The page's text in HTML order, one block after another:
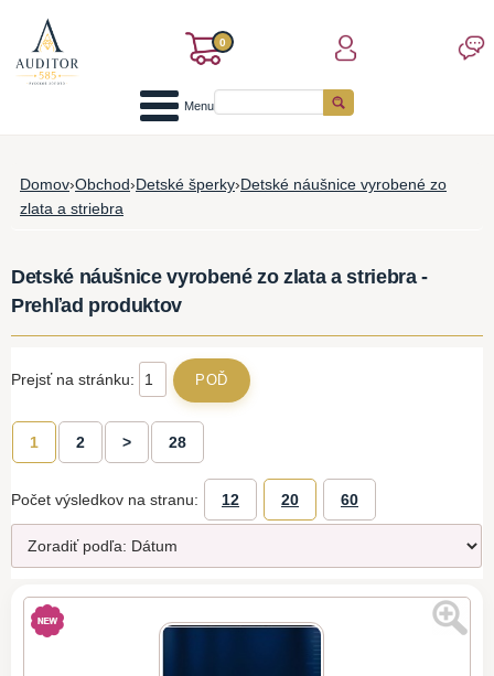
0
Menu
Domov›Obchod›Detské šperky›Detské náušnice vyrobené zo
zlata a striebra
Detské náušnice vyrobené zo zlata a striebra -
Prehľad produktov
Prejsť na stránku:
1 2 > 28
Počet výsledkov na stranu: 12 20 60